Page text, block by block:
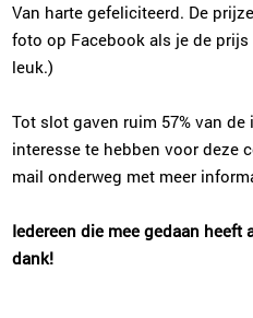
Van harte gefeliciteerd. De
foto op Facebook als je de
leuk.)
Tot slot gaven ruim 57% van
interesse te hebben voor deze
mail onderweg met meer
Iedereen die mee gedaan heeft
dank!